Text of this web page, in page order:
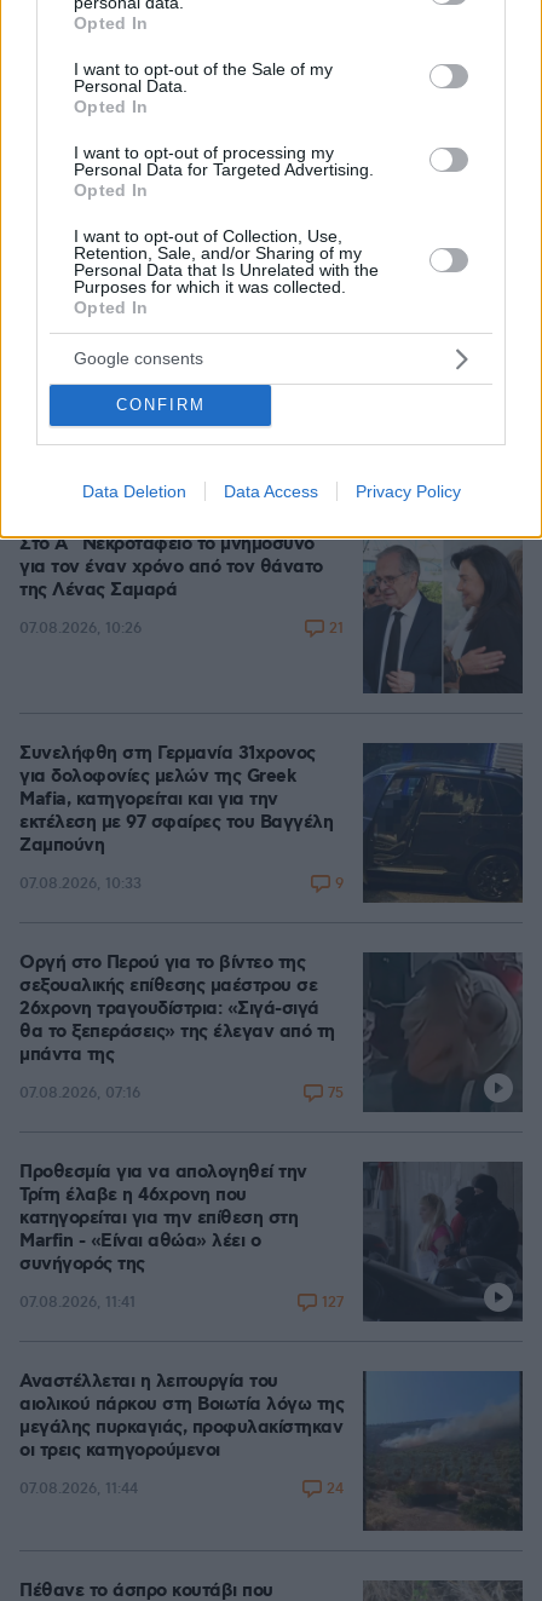
grant or deny consent to Google and its third-party tags to
use your data for below specified purposes in below Google
consent section.
Opted In
I want to opt-out of the Sale of my
Personal Data.
Opted In
I want to opt-out of processing my
Personal Data for Targeted Advertising.
Opted In
I want to opt-out of Collection, Use,
Retention, Sale, and/or Sharing of my
Personal Data that Is Unrelated with the
Purposes for which it was collected.
Opted In
Google consents
CONFIRM
Data Deletion Data Access Privacy Policy
Πόσο κοστίζει μία εβδομάδα σε βίλες -
07.08.2026, 09:43
Στο Α΄ Νεκροταφείο το μνημόσυνο
για τον έναν χρόνο από τον θάνατο
της Λένας Σαμαρά
07.08.2026, 10:26 21
Συνελήφθη στη Γερμανία 31χρονος
για δολοφονίες μελών της Greek
Mafia, κατηγορείται και για την
εκτέλεση με 97 σφαίρες του Βαγγέλη
Ζαμπούνη
07.08.2026, 10:33 9
Οργή στο Περού για το βίντεο της
σεξουαλικής επίθεσης μαέστρου σε
26χρονη τραγουδίστρια: «Σιγά-σιγά
θα το ξεπεράσεις» της έλεγαν από τη
μπάντα της
07.08.2026, 07:16 75
Προθεσμία για να απολογηθεί την
Τρίτη έλαβε η 46χρονη που
κατηγορείται για την επίθεση στη
Marfin - «Είναι αθώα» λέει ο
συνήγορός της
07.08.2026, 11:41 127
Αναστέλλεται η λειτουργία του
αιολικού πάρκου στη Βοιωτία λόγω της
μεγάλης πυρκαγιάς, προφυλακίστηκαν
οι τρεις κατηγορούμενοι
07.08.2026, 11:44 24
Πέθανε το άσπρο κουτάβι που